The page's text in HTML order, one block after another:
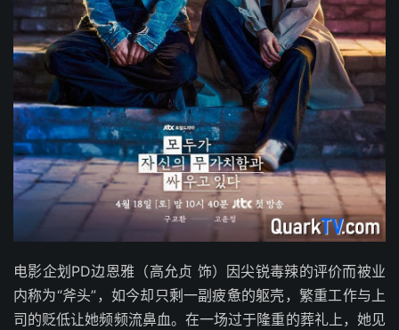
电影企划PD边恩雅（高允贞 饰）因尖锐毒辣的评价而被业
内称为“斧头”，如今却只剩一副疲惫的躯壳，繁重工作与上
司的贬低让她频频流鼻血。在一场过于隆重的葬礼上，她见